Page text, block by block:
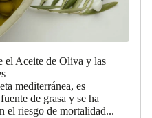
el Aceite de Oliva y las
mediterránea, es
de grasa y se ha
el riesgo de mortalidad...